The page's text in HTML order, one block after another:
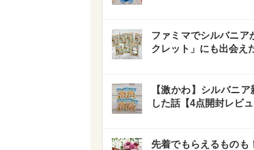
ファミマでシルバニア
クレット」にも出会え
【激かわ】シルバニ
した話【4点開封レビュ
先着でもらえるものも